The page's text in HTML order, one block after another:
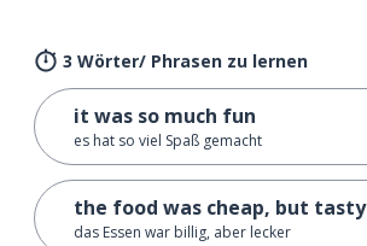
3 Wörter/ Phrasen zu lernen
it was so much fun
es hat so viel Spaß gemacht
the food was cheap, but tasty
das Essen war billig, aber lecker